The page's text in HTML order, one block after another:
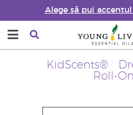
Alege să pui
KidScents®
Roll-On